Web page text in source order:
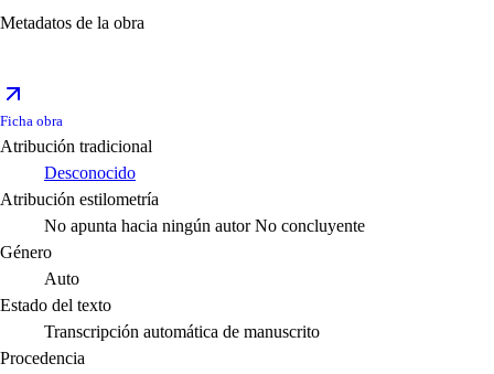
Metadatos de la obra
Ficha obra
Atribución tradicional
Desconocido
Atribución estilometría
No apunta hacia ningún autor No concluyente
Género
Auto
Estado del texto
Transcripción automática de manuscrito
Procedencia